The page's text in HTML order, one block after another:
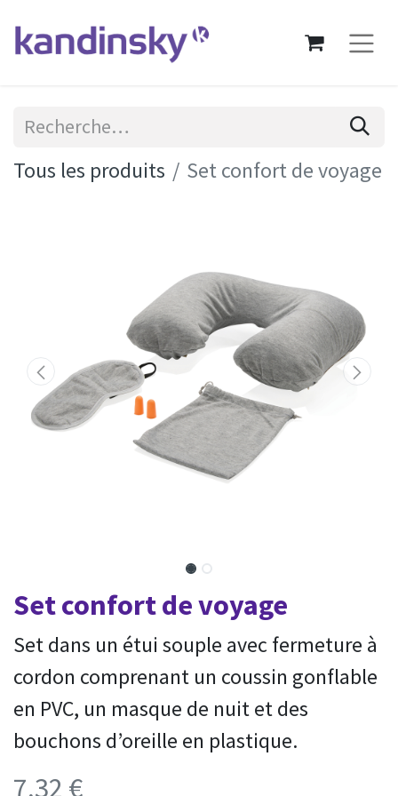
Tous les produits Set confort de voyage
Set confort de voyage
Set dans un étui souple avec fermeture à
cordon comprenant un coussin gonflable
en PVC, un masque de nuit et des
bouchons d’oreille en plastique.
7,32 €